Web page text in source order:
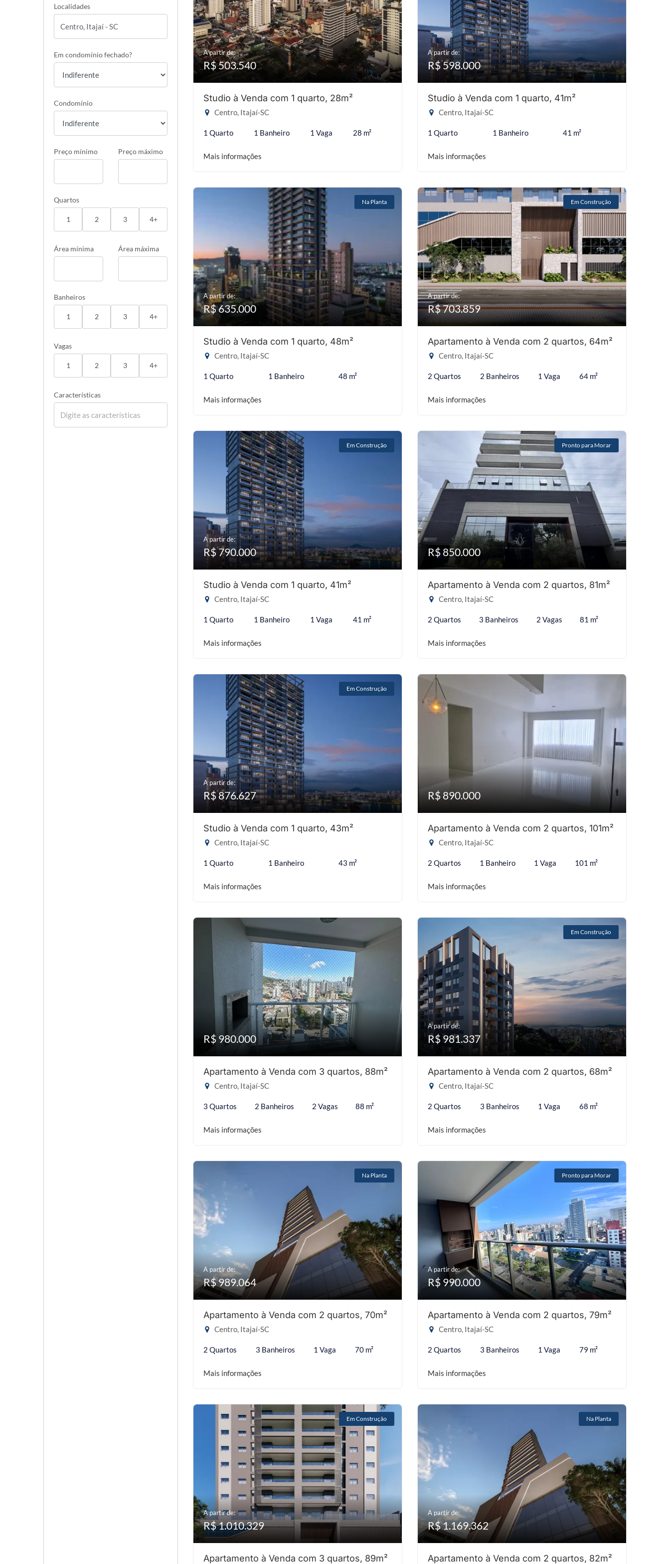
Localidades
Em condomínio fechado?
Condomínio
Preço mínimo Preço máximo
Quartos
1 2 3 4+
Área mínima Área máxima
Banheiros
1 2 3 4+
Vagas
1 2 3 4+
Características
A partir de:
R$ 503.540
Studio à Venda com 1 quarto, 28m²
Centro, Itajaí-SC
1 Quarto 1 Banheiro 1 Vaga 28 m²
Mais informações
A partir de:
R$ 598.000
Studio à Venda com 1 quarto, 41m²
Centro, Itajaí-SC
1 Quarto 1 Banheiro 41 m²
Mais informações
Na Planta
A partir de:
R$ 635.000
Studio à Venda com 1 quarto, 48m²
Centro, Itajaí-SC
1 Quarto 1 Banheiro 48 m²
Mais informações
Em Construção
A partir de:
R$ 703.859
Apartamento à Venda com 2 quartos, 64m²
Centro, Itajaí-SC
2 Quartos 2 Banheiros 1 Vaga 64 m²
Mais informações
Em Construção
A partir de:
R$ 790.000
Studio à Venda com 1 quarto, 41m²
Centro, Itajaí-SC
1 Quarto 1 Banheiro 1 Vaga 41 m²
Mais informações
Pronto para Morar
R$ 850.000
Apartamento à Venda com 2 quartos, 81m²
Centro, Itajaí-SC
2 Quartos 3 Banheiros 2 Vagas 81 m²
Mais informações
Em Construção
A partir de:
R$ 876.627
Studio à Venda com 1 quarto, 43m²
Centro, Itajaí-SC
1 Quarto 1 Banheiro 43 m²
Mais informações
R$ 890.000
Apartamento à Venda com 2 quartos, 101m²
Centro, Itajaí-SC
2 Quartos 1 Banheiro 1 Vaga 101 m²
Mais informações
R$ 980.000
Apartamento à Venda com 3 quartos, 88m²
Centro, Itajaí-SC
3 Quartos 2 Banheiros 2 Vagas 88 m²
Mais informações
Em Construção
A partir de:
R$ 981.337
Apartamento à Venda com 2 quartos, 68m²
Centro, Itajaí-SC
2 Quartos 3 Banheiros 1 Vaga 68 m²
Mais informações
Na Planta
A partir de:
R$ 989.064
Apartamento à Venda com 2 quartos, 70m²
Centro, Itajaí-SC
2 Quartos 3 Banheiros 1 Vaga 70 m²
Mais informações
Pronto para Morar
A partir de:
R$ 990.000
Apartamento à Venda com 2 quartos, 79m²
Centro, Itajaí-SC
2 Quartos 3 Banheiros 1 Vaga 79 m²
Mais informações
Em Construção
A partir de:
R$ 1.010.329
Apartamento à Venda com 3 quartos, 89m²
Na Planta
A partir de:
R$ 1.169.362
Apartamento à Venda com 2 quartos, 82m²